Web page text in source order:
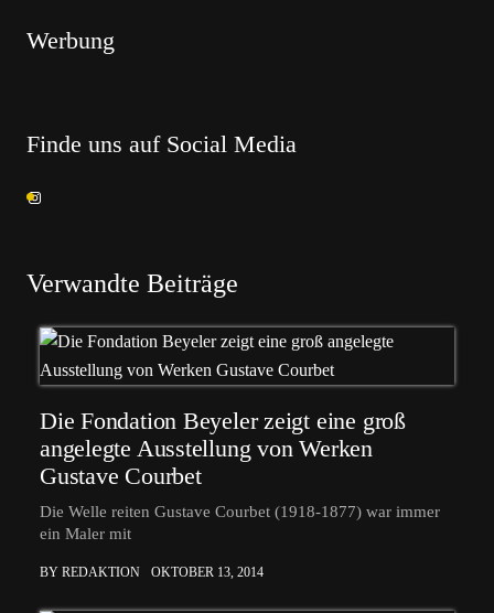
Werbung
Finde uns auf Social Media
Verwandte Beiträge
Die Fondation Beyeler zeigt eine groß
angelegte Ausstellung von Werken
Gustave Courbet
Die Welle reiten Gustave Courbet (1918-1877) war immer
ein Maler mit
BY REDAKTION OKTOBER 13, 2014